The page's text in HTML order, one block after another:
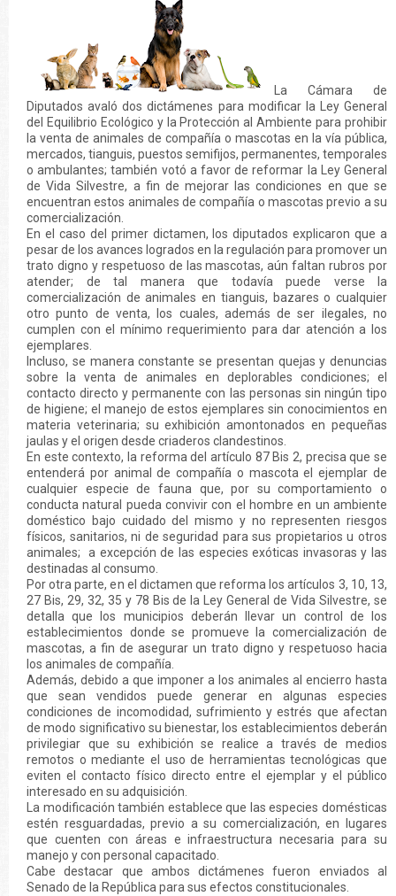
La Cámara de
Diputados avaló dos dictámenes para modificar la Ley General
del Equilibrio Ecológico y la Protección al Ambiente para prohibir
la venta de animales de compañía o mascotas en la vía pública,
mercados, tianguis, puestos semifijos, permanentes, temporales
o ambulantes; también votó a favor de reformar la Ley General
de Vida Silvestre, a fin de mejorar las condiciones en que se
encuentran estos animales de compañía o mascotas previo a su
comercialización.
En el caso del primer dictamen, los diputados explicaron que a
pesar de los avances logrados en la regulación para promover un
trato digno y respetuoso de las mascotas, aún faltan rubros por
atender; de tal manera que todavía puede verse la
comercialización de animales en tianguis, bazares o cualquier
otro punto de venta, los cuales, además de ser ilegales, no
cumplen con el mínimo requerimiento para dar atención a los
ejemplares.
Incluso, se manera constante se presentan quejas y denuncias
sobre la venta de animales en deplorables condiciones; el
contacto directo y permanente con las personas sin ningún tipo
de higiene; el manejo de estos ejemplares sin conocimientos en
materia veterinaria; su exhibición amontonados en pequeñas
jaulas y el origen desde criaderos clandestinos.
En este contexto, la reforma del artículo 87 Bis 2, precisa que se
entenderá por animal de compañía o mascota el ejemplar de
cualquier especie de fauna que, por su comportamiento o
conducta natural pueda convivir con el hombre en un ambiente
doméstico bajo cuidado del mismo y no representen riesgos
físicos, sanitarios, ni de seguridad para sus propietarios u otros
animales; a excepción de las especies exóticas invasoras y las
destinadas al consumo.
Por otra parte, en el dictamen que reforma los artículos 3, 10, 13,
27 Bis, 29, 32, 35 y 78 Bis de la Ley General de Vida Silvestre, se
detalla que los municipios deberán llevar un control de los
establecimientos donde se promueve la comercialización de
mascotas, a fin de asegurar un trato digno y respetuoso hacia
los animales de compañía.
Además, debido a que imponer a los animales al encierro hasta
que sean vendidos puede generar en algunas especies
condiciones de incomodidad, sufrimiento y estrés que afectan
de modo significativo su bienestar, los establecimientos deberán
privilegiar que su exhibición se realice a través de medios
remotos o mediante el uso de herramientas tecnológicas que
eviten el contacto físico directo entre el ejemplar y el público
interesado en su adquisición.
La modificación también establece que las especies domésticas
estén resguardadas, previo a su comercialización, en lugares
que cuenten con áreas e infraestructura necesaria para su
manejo y con personal capacitado.
Cabe destacar que ambos dictámenes fueron enviados al
Senado de la República para sus efectos constitucionales.